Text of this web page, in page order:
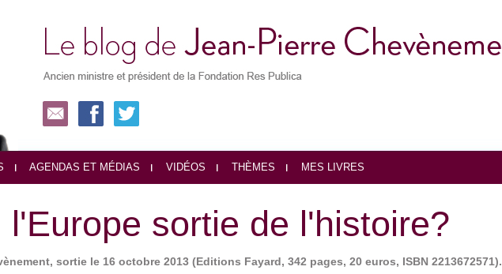
AGENDAS ET MÉDIAS VIDÉOS THÈMES MES LIVRES
l'Europe sortie de l'histoire?
sortie le 16 octobre 2013 (Editions Fayard, 342 pages, 20 euros, ISBN 2213672571).